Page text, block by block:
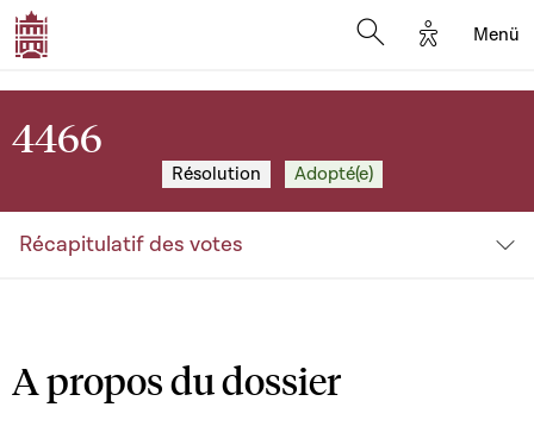
Options
Menü
4466
Résolution Adopté(e)
Récapitulatif des votes
A propos du dossier